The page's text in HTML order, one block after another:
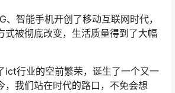
智能手机开创了移动互联网时代，
式被彻底改变，生活质量得到了大幅
ict行业的空前繁荣，诞生了一个又一
，我们站在时代的路口，不免会想